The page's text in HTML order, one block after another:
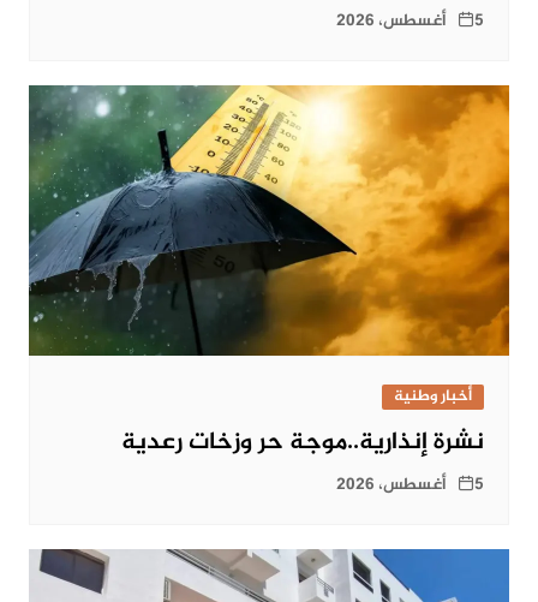
5 أغسطس، 2026
أخبار وطنية
نشرة إنذارية..موجة حر وزخات رعدية
5 أغسطس، 2026